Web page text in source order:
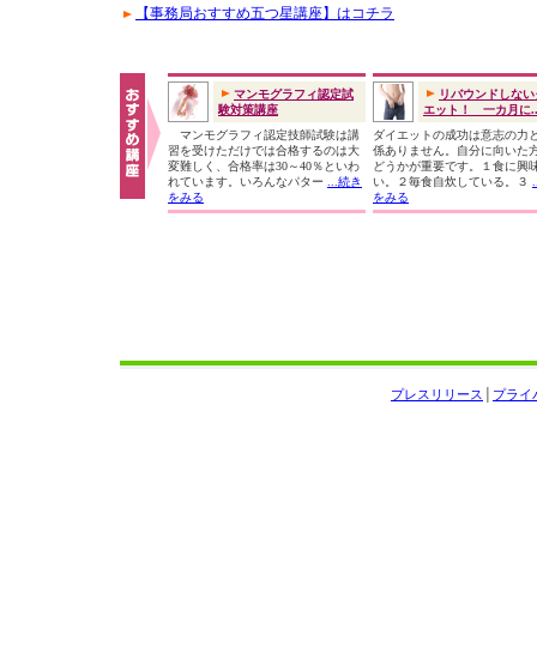
【事務局おすすめ五つ星講座】はコチラ
マンモグラフィ認定試
験対策講座
マンモグラフィ認定技師試験は講
習を受けただけでは合格するのは大
変難しく、合格率は30～40％といわ
れています。いろんなパター
...続き
をみる
リバウンドしな
エット！ 一カ月に
ダイエットの成功は意志の力
係ありません。自分に向いた
どうかが重要です。１食に興
い。２毎食自炊している。３
をみる
プライ
プレスリリース